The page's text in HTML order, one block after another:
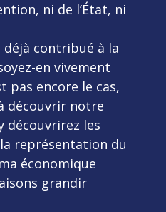
ni de l’État, ni
déjà contribué à la
en vivement
pas encore le cas,
découvrir notre
découvrirez les
représentation du
économique
grandir